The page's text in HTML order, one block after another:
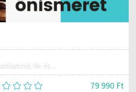
Közgazdász, közgazdásztanár, life- és business coach
79 990 Ft